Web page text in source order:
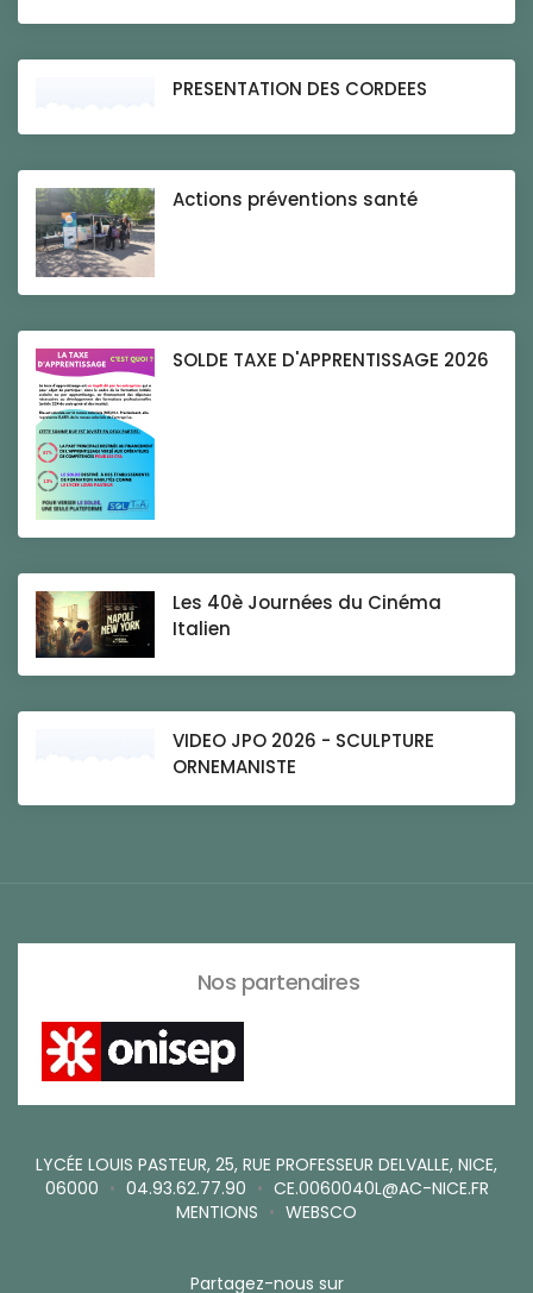
PRESENTATION DES CORDEES
Actions préventions santé
SOLDE TAXE D'APPRENTISSAGE 2026
Les 40è Journées du Cinéma
Italien
VIDEO JPO 2026 - SCULPTURE
ORNEMANISTE
Nos partenaires
LYCÉE LOUIS PASTEUR, 25, RUE PROFESSEUR DELVALLE, NICE,
06000 • 04.93.62.77.90 • CE.0060040L@AC-NICE.FR
MENTIONS • WEBSCO
Partagez-nous sur